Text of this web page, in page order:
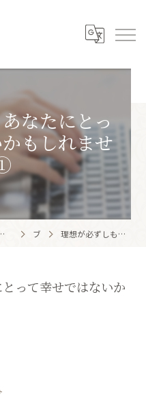
なたにとっ
もしれませ
所ならアノー・ド・マリアージュ 目黒婚活サロン ブログ 理想が必ずしもあなたにとって幸せではないかもしれません①
って幸せではないか